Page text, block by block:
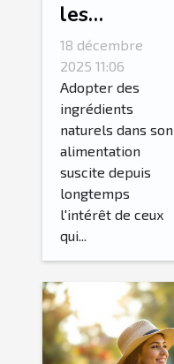
les
ingrédients
naturels
favorisent-
ils la perte
de poids ?
18 décembre
2025 11:06
Adopter des
ingrédients
naturels dans son
alimentation
suscite depuis
longtemps
l'intérêt de ceux
qui...